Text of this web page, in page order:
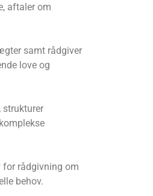
aftaler om
samt rådgiver
love og
strukturer
for rådgivning om
behov.